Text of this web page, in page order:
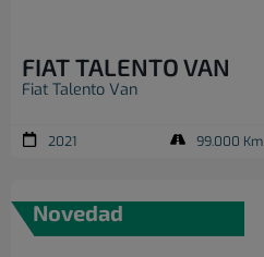
FIAT TALENTO VAN
Fiat Talento Van
2021 99.000 Km
Novedad